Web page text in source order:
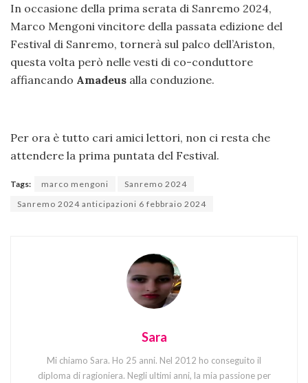
In occasione della prima serata di Sanremo 2024,
Marco Mengoni vincitore della passata edizione del
Festival di Sanremo, tornerà sul palco dell’Ariston,
questa volta però nelle vesti di co-conduttore
affiancando Amadeus alla conduzione.
Per ora è tutto cari amici lettori, non ci resta che
attendere la prima puntata del Festival.
Tags: marco mengoni
Sanremo 2024
Sanremo 2024 anticipazioni 6 febbraio 2024
Sara
Mi chiamo Sara. Ho 25 anni. Nel 2012 ho conseguito il
diploma di ragioniera. Negli ultimi anni, la mia passione per